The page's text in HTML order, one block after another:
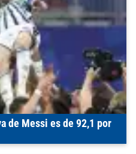
de Messi es de 92,1 por